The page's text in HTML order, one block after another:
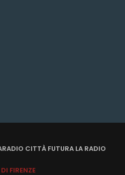
CITTÀ FUTURA LA RADIO
FIRENZE